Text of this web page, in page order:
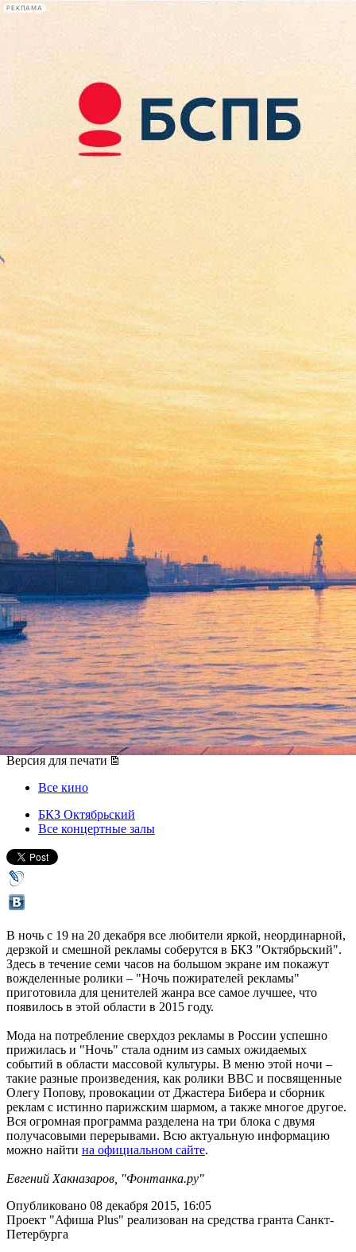
РЕКЛАМА
Сегодня:
2026.08.09
13:53
Афиша Plus
Петербуржцев приглашают
на "Ночь пожирателей
рекламы"
19 декабря 2015, суббота,23.00
Версия для печати
Все кино
БКЗ Октябрьский
Все концертные залы
В ночь с 19 на 20 декабря все любители яркой, неординарной,
дерзкой и смешной рекламы соберутся в БКЗ "Октябрьский".
Здесь в течение семи часов на большом экране им покажут
вожделенные ролики – "Ночь пожирателей рекламы"
приготовила для ценителей жанра все самое лучшее, что
появилось в этой области в 2015 году.
Мода на потребление сверхдоз рекламы в России успешно
прижилась и "Ночь" стала одним из самых ожидаемых
событий в области массовой культуры. В меню этой ночи –
такие разные произведения, как ролики BBC и посвященные
Олегу Попову, провокации от Джастера Бибера и сборник
реклам с истинно парижским шармом, а также многое другое.
Вся огромная программа разделена на три блока с двумя
получасовыми перерывами. Всю актуальную информацию
можно найти на официальном сайте.
Евгений Хакназаров, "Фонтанка.ру"
Опубликовано 08 декабря 2015, 16:05
Проект "Афиша Plus" реализован на средства гранта Санкт-
Петербурга